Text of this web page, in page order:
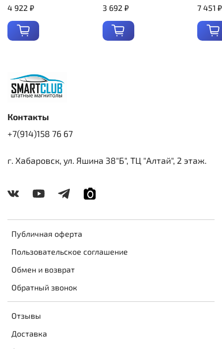
4 922 ₽ 3 692 ₽ 7 451 ₽
Публичная оферта
Пользовательское соглашение
Обмен и возврат
Обратный звонок
Отзывы
Доставка
Контакты
+7(914)158 76 67
г. Хабаровск, ул. Яшина 38"Б", ТЦ "Алтай", 2 этаж.